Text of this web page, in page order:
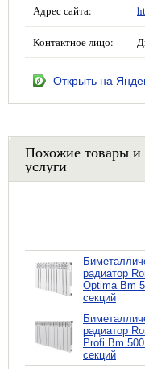
Адрес сайта:
Контактное лицо:
Открыть на
Похожие товары и
услуги
радиатор
Optima Bm
секций
радиатор
Profi Bm
секций